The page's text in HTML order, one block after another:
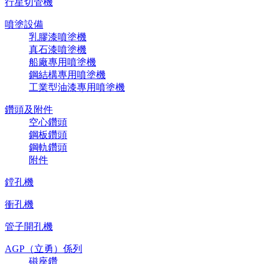
行星切管機
噴塗設備
乳膠漆噴塗機
真石漆噴塗機
船廠專用噴塗機
鋼結構專用噴塗機
工業型油漆專用噴塗機
鑽頭及附件
空心鑽頭
鋼板鑽頭
鋼軌鑽頭
附件
鏜孔機
衝孔機
管子開孔機
AGP（立勇）係列
磁座鑽